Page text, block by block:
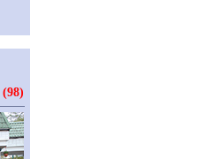
(98)